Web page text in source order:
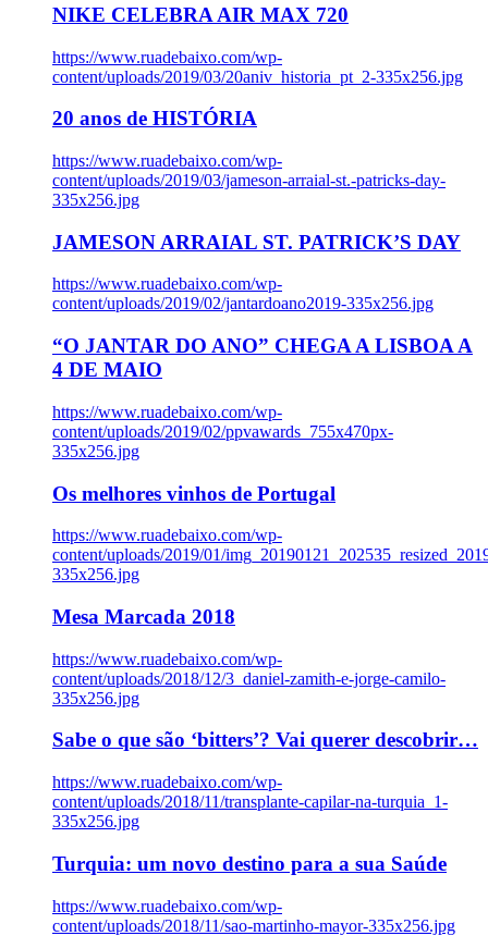
NIKE CELEBRA AIR MAX 720
https://www.ruadebaixo.com/wp-
content/uploads/2019/03/20aniv_historia_pt_2-335x256.jpg
20 anos de HISTÓRIA
https://www.ruadebaixo.com/wp-
content/uploads/2019/03/jameson-arraial-st.-patricks-day-
335x256.jpg
JAMESON ARRAIAL ST. PATRICK’S DAY
https://www.ruadebaixo.com/wp-
content/uploads/2019/02/jantardoano2019-335x256.jpg
“O JANTAR DO ANO” CHEGA A LISBOA A
4 DE MAIO
https://www.ruadebaixo.com/wp-
content/uploads/2019/02/ppvawards_755x470px-
335x256.jpg
Os melhores vinhos de Portugal
https://www.ruadebaixo.com/wp-
content/uploads/2019/01/
335x256.jpg
Mesa Marcada 2018
https://www.ruadebaixo.com/wp-
content/uploads/2018/12/3_daniel-zamith-e-jorge-camilo-
335x256.jpg
Sabe o que são ‘bitters’? Vai querer descobrir…
https://www.ruadebaixo.com/wp-
content/uploads/2018/11/transplante-capilar-na-turquia_1-
335x256.jpg
Turquia: um novo destino para a sua Saúde
https://www.ruadebaixo.com/wp-
content/uploads/2018/11/sao-martinho-mayor-335x256.jpg